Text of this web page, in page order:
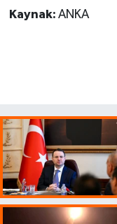
Kaynak: ANKA